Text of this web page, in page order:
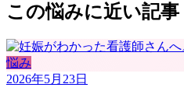
この悩みに近い記事
悩み
2026年5月23日